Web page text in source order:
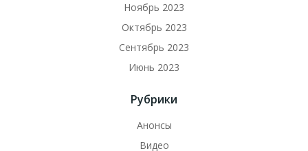
Ноябрь 2023
Октябрь 2023
Сентябрь 2023
Июнь 2023
Рубрики
Анонсы
Видео